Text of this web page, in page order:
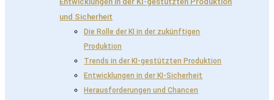
und Sicherheit
Die Rolle der KI in der zukünftigen
Produktion
Trends in der KI-gestützten Produktion
Entwicklungen in der KI-Sicherheit
Herausforderungen und Chancen